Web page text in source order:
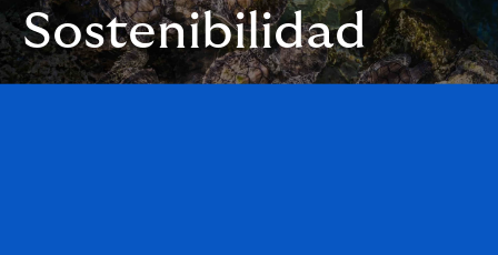
Sostenibilidad